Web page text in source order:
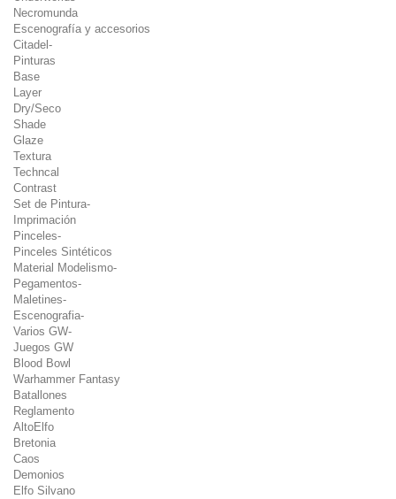
Necromunda
Escenografía y accesorios
Citadel-
Pinturas
Base
Layer
Dry/Seco
Shade
Glaze
Textura
Techncal
Contrast
Set de Pintura-
Imprimación
Pinceles-
Pinceles Sintéticos
Material Modelismo-
Pegamentos-
Maletines-
Escenografia-
Varios GW-
Juegos GW
Blood Bowl
Warhammer Fantasy
Batallones
Reglamento
AltoElfo
Bretonia
Caos
Demonios
Elfo Silvano